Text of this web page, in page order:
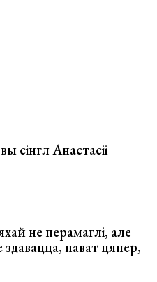
сінгл Анастасіі
не перамаглі, але
нават цяпер,